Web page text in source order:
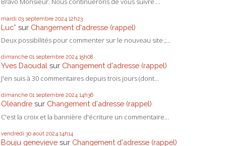
mardi 03 septembre 2024 12h23
Luc* sur Changement d'adresse (rappel)
Deux possibilités pour commenter sur le nouveau site ;...
dimanche 01 septembre 2024 15h08
Yves Daoudal sur Changement d'adresse (rappel)
J'en suis à 30 commentaires depuis trois jours (dont...
dimanche 01 septembre 2024 14h36
Oléandre sur Changement d'adresse (rappel)
C'est la croix et la bannière d'écriture un commentaire...
vendredi 30 août 2024 14h14
Bouju genevieve sur Changement d'adresse (rappel)